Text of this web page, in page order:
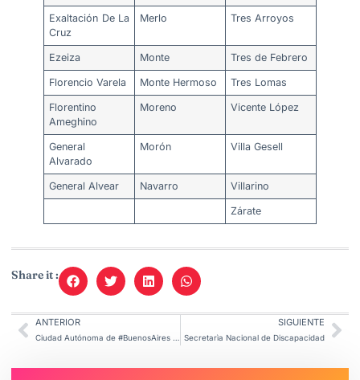
Exaltación De La
Cruz
Merlo Tres Arroyos
Ezeiza Monte Tres de Febrero
Florencio Varela Monte Hermoso Tres Lomas
Florentino
Ameghino
Moreno Vicente López
General
Alvarado
Morón Villa Gesell
General Alvear Navarro Villarino
Zárate
Share it :
ANTERIOR SIGUIENTE
Secretarìa Nacional de Discapacidad